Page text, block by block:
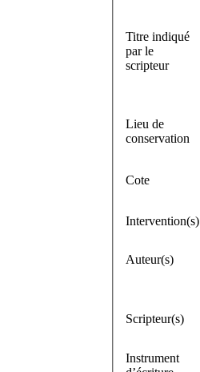
Titre indiqué
par le
scripteur
Lieu de
conservation
Cote
Intervention(s)
Auteur(s)
Scripteur(s)
Instrument